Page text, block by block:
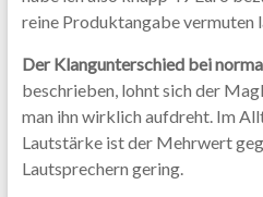
reine Produktangabe vermuten
Der Klangunterschied bei
beschrieben, lohnt sich der
man ihn wirklich aufdreht. Im
Lautstärke ist der Mehrwert
Lautsprechern gering.